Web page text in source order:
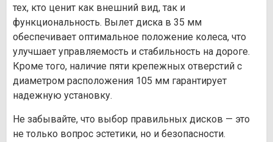
тех, кто ценит как внешний вид, так и
функциональность. Вылет диска в 35 мм
обеспечивает оптимальное положение колеса, что
улучшает управляемость и стабильность на дороге.
Кроме того, наличие пяти крепежных отверстий с
диаметром расположения 105 мм гарантирует
надежную установку.
Не забывайте, что выбор правильных дисков — это
не только вопрос эстетики, но и безопасности.